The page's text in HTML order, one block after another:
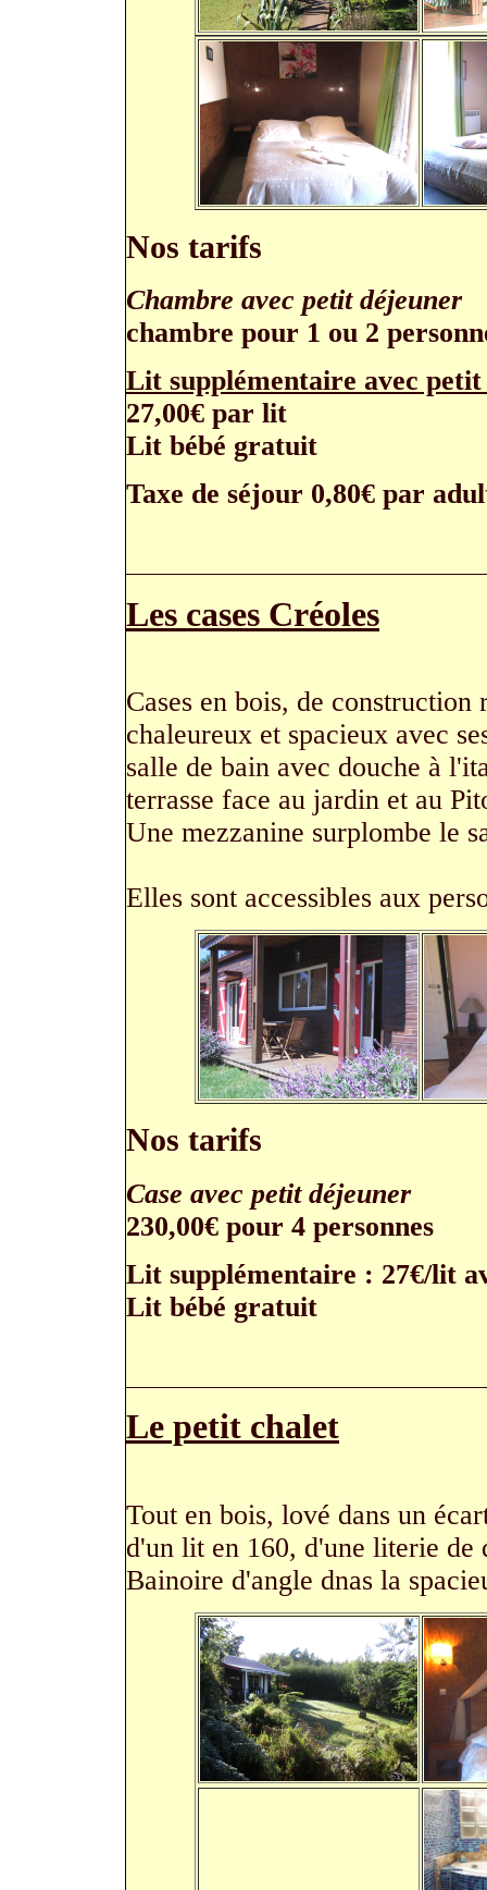
Nos tarifs
Chambre avec petit déjeuner
chambre pour 1 ou 2
Lit supplémentaire avec
27,00€ par lit
Lit bébé gratuit
Taxe de séjour 0,80€ par
Les cases Créoles
Cases en bois, de
chaleureux et spacieux avec
salle de bain avec douche à
terrasse face au jardin et au
Une mezzanine surplombe le
Elles sont accessibles aux
Nos tarifs
Case avec petit déjeuner
230,00€ pour 4 personnes
Lit supplémentaire : 27€/lit
Lit bébé gratuit
Le petit chalet
Tout en bois, lové dans un
d'un lit en 160, d'une literie de
Bainoire d'angle dnas la